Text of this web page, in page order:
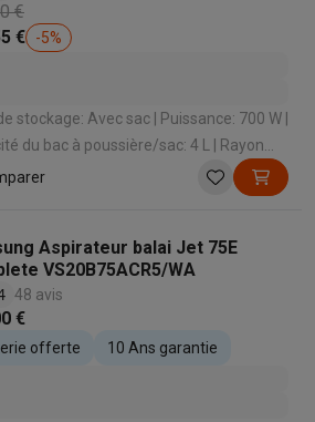
€
€
-5%
Avec sac | Puissance: 700 W |
du bac à poussière/sac: 4 L | Rayon
11 m | Enrouleur de cordon: Oui
Aspirateur balai Jet 75E
VS20B75ACR5/WA
48 avis
€
offerte 10 Ans garantie